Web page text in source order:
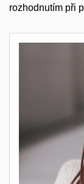
rozhodnutím při